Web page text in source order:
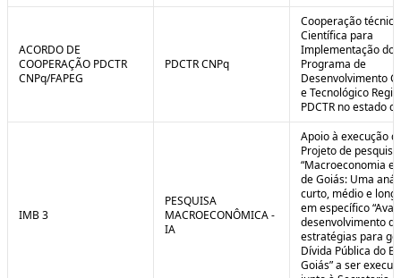
ACORDO DE
COOPERAÇÃO PDCTR
CNPq/FAPEG
PDCTR CNPq
Cooperação
Científica para
Implementação do
Programa de
Desenvolvimento
e Tecnológico
PDCTR no estado
IMB 3
PESQUISA
MACROECONÔMICA -
IA
Apoio à execução
Projeto de pesquisa
“Macroeconomia e
de Goiás: Uma
curto, médio e
em específico
desenvolvimento de
estratégias para
Dívida Pública do
Goiás” a ser